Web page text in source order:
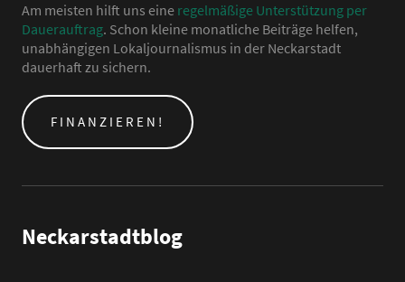
Am meisten hilft uns eine regelmäßige Unterstützung per
Dauerauftrag. Schon kleine monatliche Beiträge helfen,
unabhängigen Lokaljournalismus in der Neckarstadt
dauerhaft zu sichern.
FINANZIEREN!
Neckarstadtblog